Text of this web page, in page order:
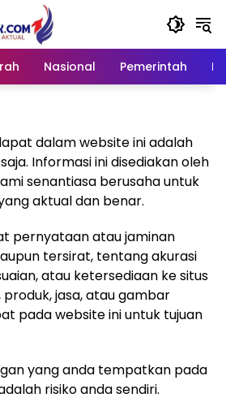
Nasional Pemerintah
dalam website ini adalah
Informasi ini disediakan oleh
senantiasa berusaha untuk
aktual dan benar.
pernyataan atau jaminan
tersirat, tentang akurasi
atau ketersediaan ke situs
jasa, atau gambar
pada website ini untuk tujuan
yang anda tempatkan pada
risiko anda sendiri.